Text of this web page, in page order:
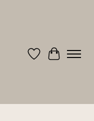
Verlanglijst